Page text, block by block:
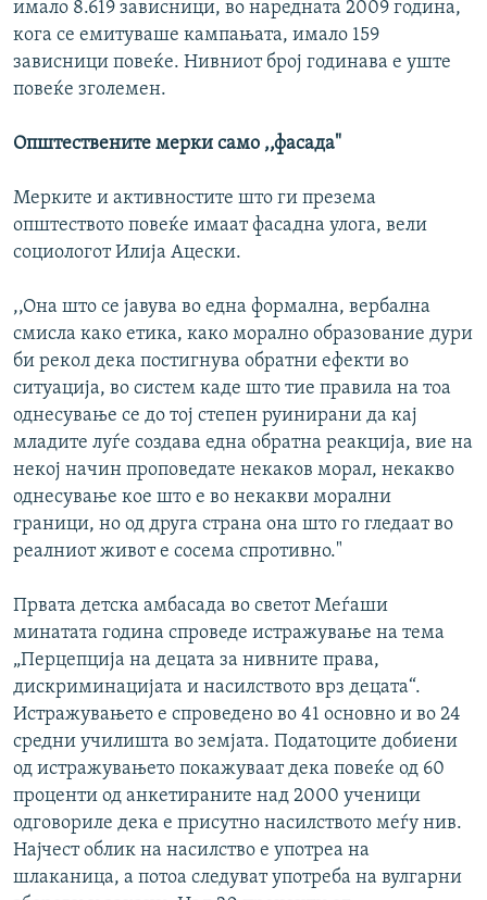
имало 8.619 зависници, во наредната 2009 година,
кога се емитуваше кампањата, имало 159
зависници повеќе. Нивниот број годинава е уште
повеќе зголемен.
Општествените мерки само ,,фасада"
Мерките и активностите што ги презема
општеството повеќе имаат фасадна улога, вели
социологот Илија Ацески.
,,Она што се јавува во една формална, вербална
смисла како етика, како морално образование дури
би рекол дека постигнува обратни ефекти во
ситуација, во систем каде што тие правила на тоа
однесување се до тој степен руинирани да кај
младите луѓе создава една обратна реакција, вие на
некој начин проповедате некаков морал, некакво
однесување кое што е во некакви морални
граници, но од друга страна она што го гледаат во
реалниот живот е сосема спротивно."
Првата детска амбасада во светот Меѓаши
минатата година спроведе истражување на тема
„Перцепција на децата за нивните права,
дискриминацијата и насилството врз децата“.
Истражувањето е спроведено во 41 основно и во 24
средни училишта во земјата. Податоците добиени
од истражувањето покажуваат дека повеќе од 60
проценти од анкетираните над 2000 ученици
одговориле дека е присутно насилството меѓу нив.
Најчест облик на насилство е употреа на
шлаканица, а потоа следуват употреба на вулгарни